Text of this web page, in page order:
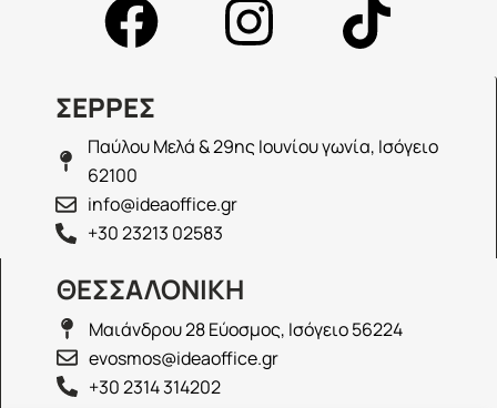
ΣΕΡΡΕΣ
Παύλου Μελά & 29ης Ιουνίου γωνία, Ισόγειο
62100
info@ideaoffice.gr
+30 23213 02583
ΘΕΣΣΑΛΟΝΙΚΗ
Μαιάνδρου 28 Εύοσμος, Ισόγειο 56224
evosmos@ideaoffice.gr
+30 2314 314202